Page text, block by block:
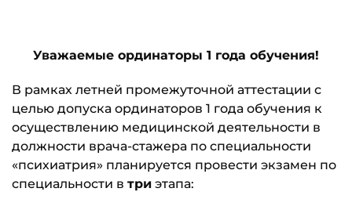
Уважаемые ординаторы 1 года обучения!
В рамках летней промежуточной аттестации с
целью допуска ординаторов 1 года обучения к
осуществлению медицинской деятельности в
должности врача-стажера по специальности
«психиатрия» планируется провести экзамен по
специальности в три этапа: